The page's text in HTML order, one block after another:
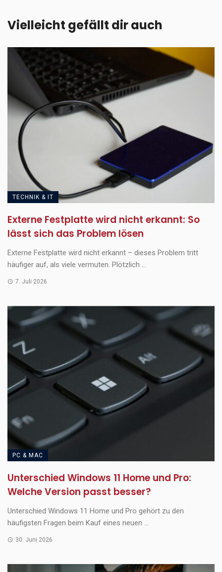
Vielleicht gefällt dir auch
TECHNIK & IT
Externe Festplatte wird nicht erkannt: So
lässt sich das Problem lösen
Externe Festplatte wird nicht erkannt – dieses Problem tritt
häufiger auf, als viele vermuten. Plötzlich ...
7. Juli 2026
PC & MAC
Unterschied Windows 11 Home und Pro:
Welche Version passt besser?
Unterschied Windows 11 Home und Pro gehört zu den
häufigsten Fragen beim Kauf eines neuen ...
30. Juni 2026